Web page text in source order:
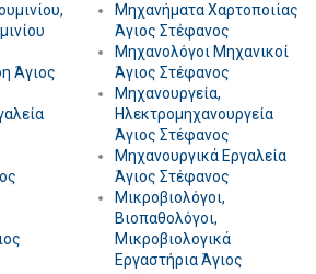
Άγιος
Μηχανήματα Χαρτοποιίας
Άγιος Στέφανος
Μηχανολόγοι Μηχανικοί
Άγιος Στέφανος
Μηχανουργεία,
Ηλεκτρομηχανουργεία
Άγιος Στέφανος
Μηχανουργικά Εργαλεία
Άγιος Στέφανος
Μικροβιολόγοι,
Βιοπαθολόγοι,
Μικροβιολογικά
Εργαστήρια Άγιος